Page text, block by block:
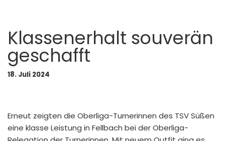
Klassenerhalt souverän
geschafft
18. Juli 2024
Erneut zeigten die Oberliga-Turnerinnen des TSV Süßen
eine klasse Leistung in Fellbach bei der Oberliga-